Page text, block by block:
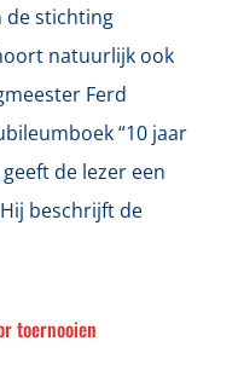
de stichting
natuurlijk ook
Ferd
“10 jaar
de lezer een
beschrijft de
toernooien